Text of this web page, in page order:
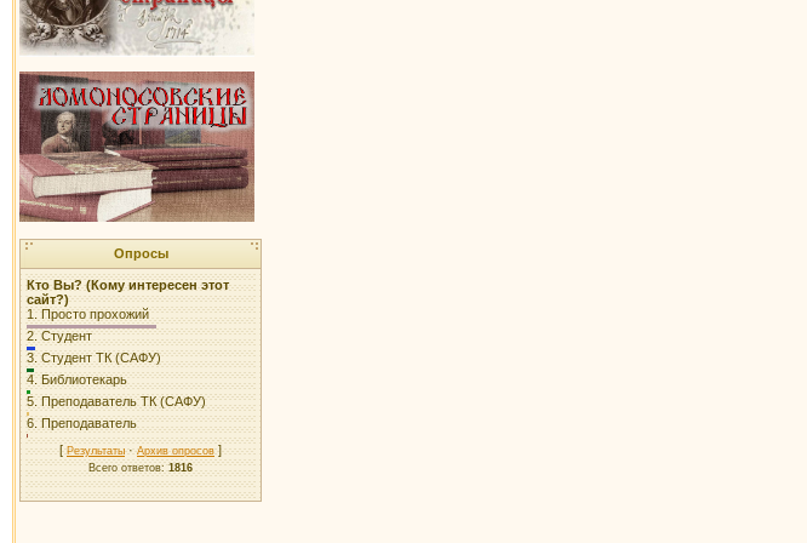
Опросы
Кто Вы? (Кому интересен этот
сайт?)
1.Просто прохожий
2.Студент
3.Студент ТК (САФУ)
4.Библиотекарь
5.Преподаватель ТК (САФУ)
6.Преподаватель
[Результаты·Архив опросов]
Всего ответов:1816